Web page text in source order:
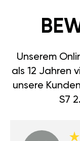
Unserem
als 12 Jahren
unsere
S7